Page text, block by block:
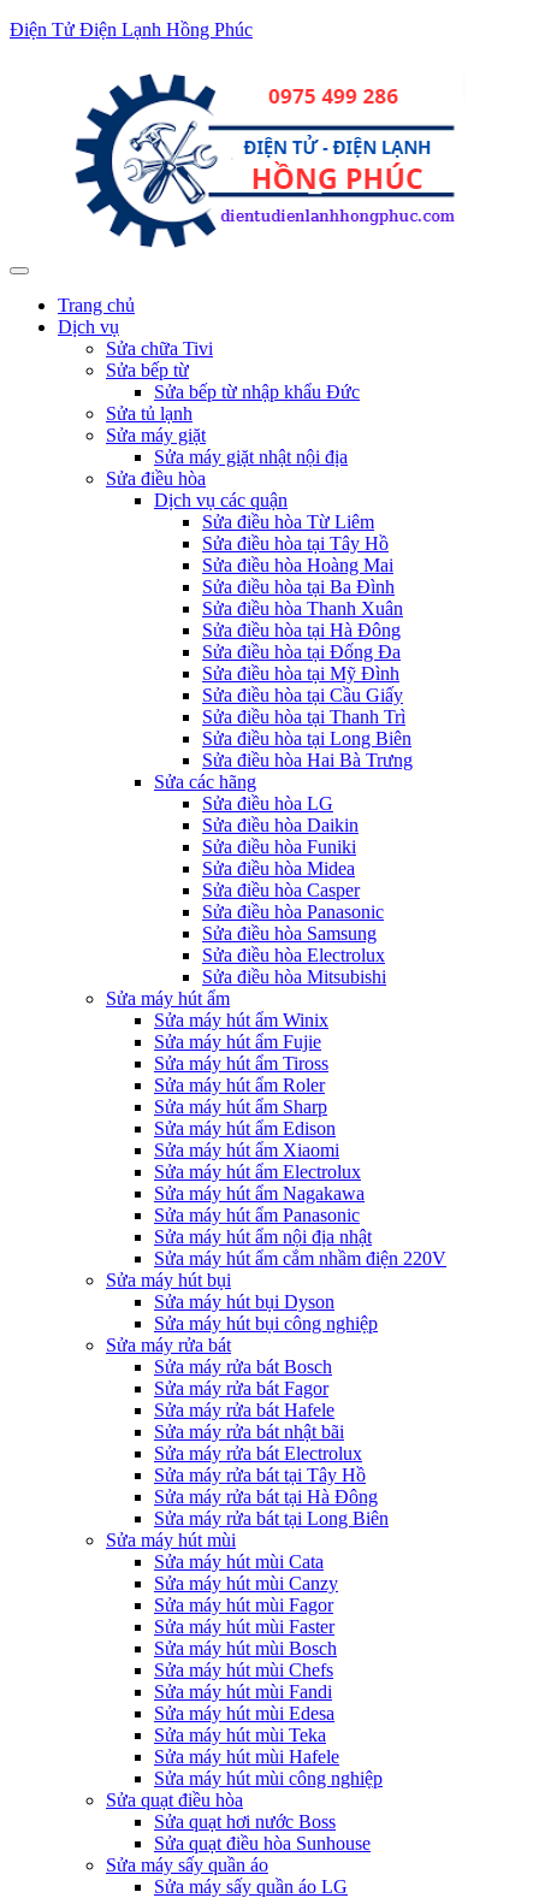
Điện Tử Điện Lạnh Hồng Phúc
Trang chủ
Dịch vụ
Sửa chữa Tivi
Sửa bếp từ
Sửa bếp từ nhập khẩu Đức
Sửa tủ lạnh
Sửa máy giặt
Sửa máy giặt nhật nội địa
Sửa điều hòa
Dịch vụ các quận
Sửa điều hòa Từ Liêm
Sửa điều hòa tại Tây Hồ
Sửa điều hòa Hoàng Mai
Sửa điều hòa tại Ba Đình
Sửa điều hòa Thanh Xuân
Sửa điều hòa tại Hà Đông
Sửa điều hòa tại Đống Đa
Sửa điều hòa tại Mỹ Đình
Sửa điều hòa tại Cầu Giấy
Sửa điều hòa tại Thanh Trì
Sửa điều hòa tại Long Biên
Sửa điều hòa Hai Bà Trưng
Sửa các hãng
Sửa điều hòa LG
Sửa điều hòa Daikin
Sửa điều hòa Funiki
Sửa điều hòa Midea
Sửa điều hòa Casper
Sửa điều hòa Panasonic
Sửa điều hòa Samsung
Sửa điều hòa Electrolux
Sửa điều hòa Mitsubishi
Sửa máy hút ẩm
Sửa máy hút ẩm Winix
Sửa máy hút ẩm Fujie
Sửa máy hút ẩm Tiross
Sửa máy hút ẩm Roler
Sửa máy hút ẩm Sharp
Sửa máy hút ẩm Edison
Sửa máy hút ẩm Xiaomi
Sửa máy hút ẩm Electrolux
Sửa máy hút ẩm Nagakawa
Sửa máy hút ẩm Panasonic
Sửa máy hút ẩm nội địa nhật
Sửa máy hút ẩm cắm nhầm điện 220V
Sửa máy hút bụi
Sửa máy hút bụi Dyson
Sửa máy hút bụi công nghiệp
Sửa máy rửa bát
Sửa máy rửa bát Bosch
Sửa máy rửa bát Fagor
Sửa máy rửa bát Hafele
Sửa máy rửa bát nhật bãi
Sửa máy rửa bát Electrolux
Sửa máy rửa bát tại Tây Hồ
Sửa máy rửa bát tại Hà Đông
Sửa máy rửa bát tại Long Biên
Sửa máy hút mùi
Sửa máy hút mùi Cata
Sửa máy hút mùi Canzy
Sửa máy hút mùi Fagor
Sửa máy hút mùi Faster
Sửa máy hút mùi Bosch
Sửa máy hút mùi Chefs
Sửa máy hút mùi Fandi
Sửa máy hút mùi Edesa
Sửa máy hút mùi Teka
Sửa máy hút mùi Hafele
Sửa máy hút mùi công nghiệp
Sửa quạt điều hòa
Sửa quạt hơi nước Boss
Sửa quạt điều hòa Sunhouse
Sửa máy sấy quần áo
Sửa máy sấy quần áo LG